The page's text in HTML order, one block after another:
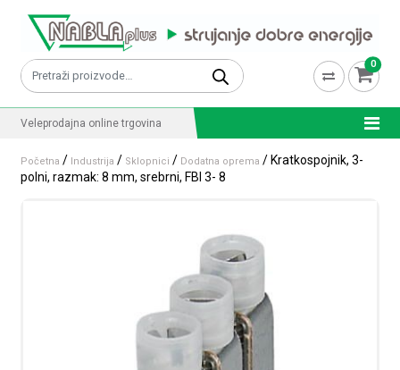
Pretraži: 0
Veleprodajna online trgovina
Početna / Industrija / Sklopnici / Dodatna oprema / Kratkospojnik, 3-
polni, razmak: 8 mm, srebrni, FBI 3- 8